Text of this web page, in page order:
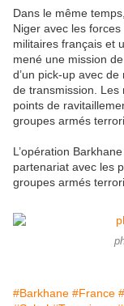
Dans le même
Niger avec les
militaires français et
mené une mission
d’un pick-up avec
de transmission. Les
points de
groupes armés
L’opération
partenariat avec les
groupes armés
#Barkhane #France